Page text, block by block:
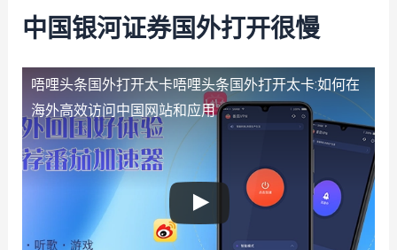
中国银河证券国外打开很慢
唔哩头条国外打开太卡唔哩头条国外打开太卡:如何在
海外高效访问中国网站和应用